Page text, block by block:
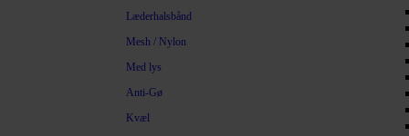
Læderhalsbånd
Mesh / Nylon
Med lys
Anti-Gø
Kvæl